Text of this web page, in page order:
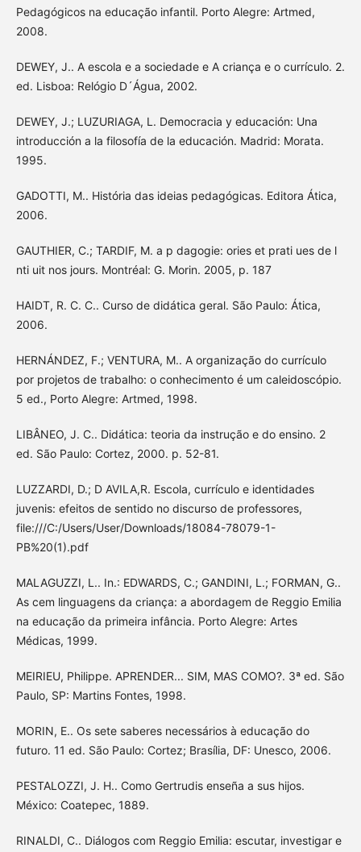
Pedagógicos na educação infantil. Porto Alegre: Artmed,
2008.
DEWEY, J.. A escola e a sociedade e A criança e o currículo. 2.
ed. Lisboa: Relógio D´Água, 2002.
DEWEY, J.; LUZURIAGA, L. Democracia y educación: Una
introducción a la filosofía de la educación. Madrid: Morata.
1995.
GADOTTI, M.. História das ideias pedagógicas. Editora Ática,
2006.
GAUTHIER, C.; TARDIF, M. a p dagogie: ories et prati ues de l
nti uit nos jours. Montréal: G. Morin. 2005, p. 187
HAIDT, R. C. C.. Curso de didática geral. São Paulo: Ática,
2006.
HERNÁNDEZ, F.; VENTURA, M.. A organização do currículo
por projetos de trabalho: o conhecimento é um caleidoscópio.
5 ed., Porto Alegre: Artmed, 1998.
LIBÂNEO, J. C.. Didática: teoria da instrução e do ensino. 2
ed. São Paulo: Cortez, 2000. p. 52-81.
LUZZARDI, D.; D AVILA,R. Escola, currículo e identidades
juvenis: efeitos de sentido no discurso de professores,
file:///C:/Users/User/Downloads/18084-78079-1-
PB%20(1).pdf
MALAGUZZI, L.. In.: EDWARDS, C.; GANDINI, L.; FORMAN, G..
As cem linguagens da criança: a abordagem de Reggio Emilia
na educação da primeira infância. Porto Alegre: Artes
Médicas, 1999.
MEIRIEU, Philippe. APRENDER... SIM, MAS COMO?. 3ª ed. São
Paulo, SP: Martins Fontes, 1998.
MORIN, E.. Os sete saberes necessários à educação do
futuro. 11 ed. São Paulo: Cortez; Brasília, DF: Unesco, 2006.
PESTALOZZI, J. H.. Como Gertrudis enseña a sus hijos.
México: Coatepec, 1889.
RINALDI, C.. Diálogos com Reggio Emilia: escutar, investigar e